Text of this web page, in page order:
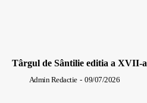
Târgul de Sântilie editia a XVII-a
Admin Redactie - 09/07/2026